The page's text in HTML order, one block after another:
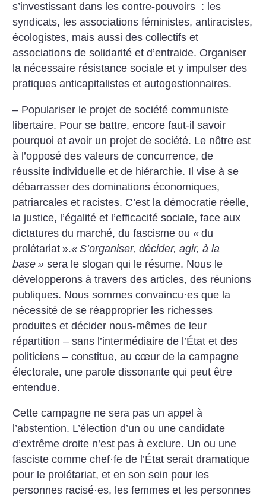
s’investissant dans les contre-pouvoirs : les
syndicats, les associations féministes, antiracistes,
écologistes, mais aussi des collectifs et
associations de solidarité et d’entraide. Organiser
la nécessaire résistance sociale et y impulser des
pratiques anticapitalistes et autogestionnaires.
– Populariser le projet de société communiste
libertaire. Pour se battre, encore faut-il savoir
pourquoi et avoir un projet de société. Le nôtre est
à l’opposé des valeurs de concurrence, de
réussite individuelle et de hiérarchie. Il vise à se
débarrasser des dominations économiques,
patriarcales et racistes. C’est la démocratie réelle,
la justice, l’égalité et l’efficacité sociale, face aux
dictatures du marché, du fascisme ou « du
prolétariat ».« S’organiser, décider, agir, à la
base » sera le slogan qui le résume. Nous le
développerons à travers des articles, des réunions
publiques. Nous sommes convaincu·es que la
nécessité de se réapproprier les richesses
produites et décider nous-mêmes de leur
répartition – sans l’intermédiaire de l’État et des
politiciens – constitue, au cœur de la campagne
électorale, une parole dissonante qui peut être
entendue.
Cette campagne ne sera pas un appel à
l’abstention. L’élection d’un ou une candidate
d’extrême droite n’est pas à exclure. Un ou une
fasciste comme chef·fe de l’État serait dramatique
pour le prolétariat, et en son sein pour les
personnes racisé·es, les femmes et les personnes